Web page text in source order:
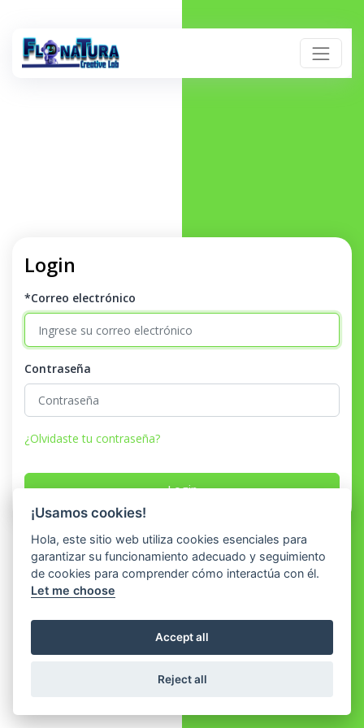
Login
*Correo electrónico
Contraseña
¿Olvidaste tu contraseña?
Login
© 2026 Derechos Reservados®
¡Usamos cookies!
Hola, este sitio web utiliza cookies esenciales para
garantizar su funcionamiento adecuado y seguimiento
de cookies para comprender cómo interactúa con él.
Let me choose
Accept all
Reject all